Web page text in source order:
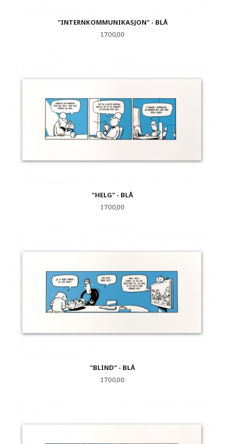
"INTERNKOMMUNIKASJON" - BLÅ
Pris
1 700,00
"HELG" - BLÅ
Pris
1 700,00
"BLIND" - BLÅ
Pris
1 700,00